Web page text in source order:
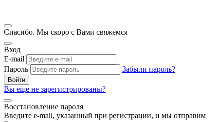
Спасибо. Мы скоро с Вами свяжемся
Вход
E-mail
Пароль
Забыли пароль?
Войти
Вы еще не зарегистрированы?
Восстановление пароля
Введите e-mail, указанный при регистрации, и мы отправим